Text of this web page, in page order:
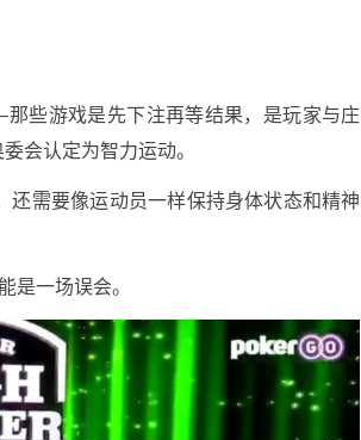
些游戏是先下注再等结果，是玩家与庄
会认定为智力运动。
还需要像运动员一样保持身体状态和精神
是一场误会。